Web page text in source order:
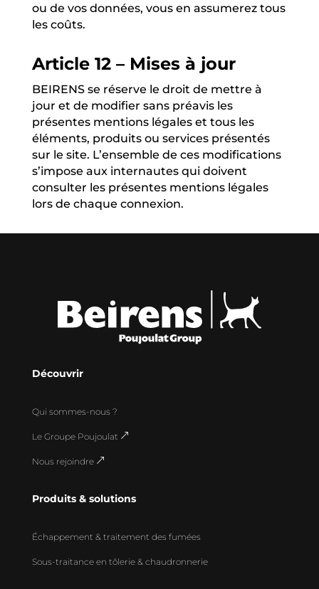
ou de vos données, vous en assumerez tous
les coûts.
Article 12 – Mises à jour
BEIRENS se réserve le droit de mettre à
jour et de modifier sans préavis les
présentes mentions légales et tous les
éléments, produits ou services présentés
sur le site. L’ensemble de ces modifications
s’impose aux internautes qui doivent
consulter les présentes mentions légales
lors de chaque connexion.
Découvrir
Qui sommes-nous ?
Le Groupe Poujoulat &
Nous rejoindre &
Produits & solutions
Échappement & traitement des fumées
Sous-traitance en tôlerie & chaudronnerie